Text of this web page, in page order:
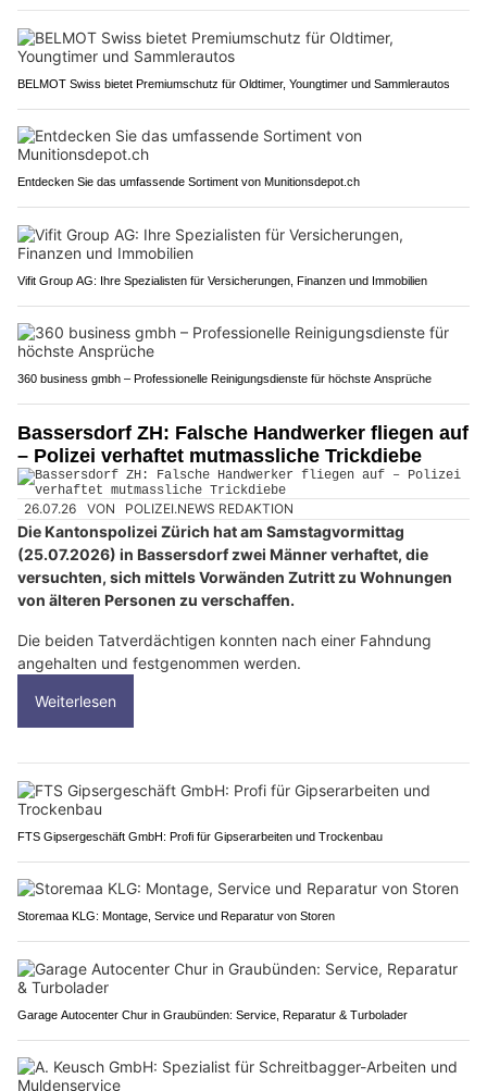
BELMOT Swiss bietet Premiumschutz für Oldtimer, Youngtimer und Sammlerautos
Entdecken Sie das umfassende Sortiment von Munitionsdepot.ch
Vifit Group AG: Ihre Spezialisten für Versicherungen, Finanzen und Immobilien
360 business gmbh – Professionelle Reinigungsdienste für höchste Ansprüche
Bassersdorf ZH: Falsche Handwerker fliegen auf
– Polizei verhaftet mutmassliche Trickdiebe
26.07.26 VON POLIZEI.NEWS REDAKTION
Die Kantonspolizei Zürich hat am Samstagvormittag
(25.07.2026) in Bassersdorf zwei Männer verhaftet, die
versuchten, sich mittels Vorwänden Zutritt zu Wohnungen
von älteren Personen zu verschaffen.
Die beiden Tatverdächtigen konnten nach einer Fahndung
angehalten und festgenommen werden.
Weiterlesen
FTS Gipsergeschäft GmbH: Profi für Gipserarbeiten und Trockenbau
Storemaa KLG: Montage, Service und Reparatur von Storen
Garage Autocenter Chur in Graubünden: Service, Reparatur & Turbolader